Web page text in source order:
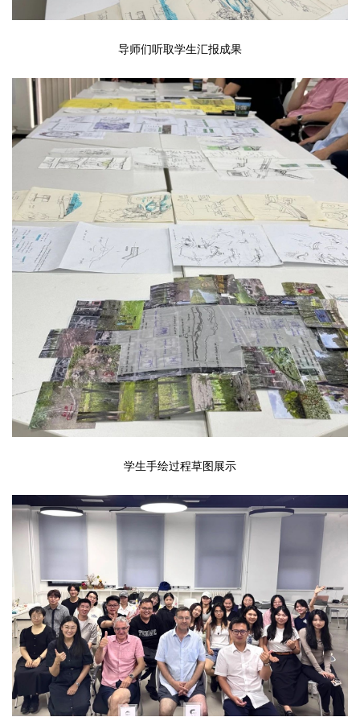
导师们听取学生汇报成果
学生手绘过程草图展示